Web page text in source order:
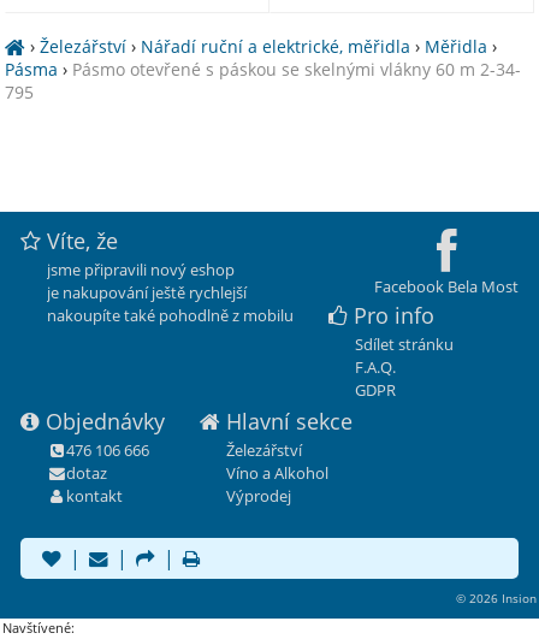
›Železářství › Nářadí ruční a elektrické, měřidla › Měřidla ›
Pásma › Pásmo otevřené s páskou se skelnými vlákny 60 m 2-34-
795
Facebook Bela Most
Víte, že
jsme připravili nový eshop
je nakupování ještě rychlejší
nakoupíte také pohodlně z mobilu
Pro info
Sdílet stránku
F.A.Q.
GDPR
Objednávky
476 106 666
dotaz
kontakt
Hlavní sekce
Železářství
Víno a Alkohol
Výprodej
| | |
© 2026 Insion
Navštívené: